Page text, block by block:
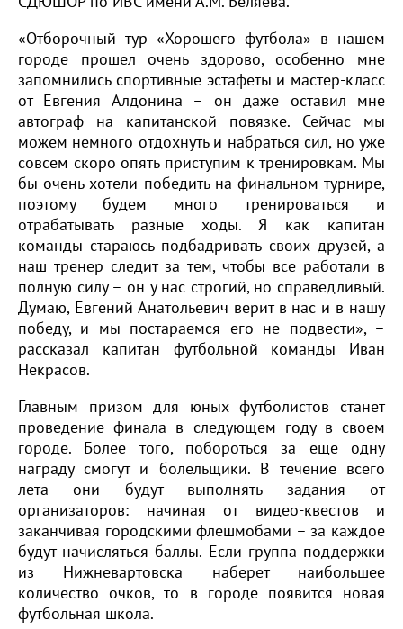
«Отборочный тур «Хорошего футбола» в нашем
городе прошел очень здорово, особенно мне
запомнились спортивные эстафеты и мастер-класс
от Евгения Алдонина – он даже оставил мне
автограф на капитанской повязке. Сейчас мы
можем немного отдохнуть и набраться сил, но уже
совсем скоро опять приступим к тренировкам. Мы
бы очень хотели победить на финальном турнире,
поэтому будем много тренироваться и
отрабатывать разные ходы. Я как капитан
команды стараюсь подбадривать своих друзей, а
наш тренер следит за тем, чтобы все работали в
полную силу – он у нас строгий, но справедливый.
Думаю, Евгений Анатольевич верит в нас и в нашу
победу, и мы постараемся его не подвести», –
рассказал капитан футбольной команды Иван
Некрасов.
Главным призом для юных футболистов станет
проведение финала в следующем году в своем
городе. Более того, побороться за еще одну
награду смогут и болельщики. В течение всего
лета они будут выполнять задания от
организаторов: начиная от видео-квестов и
заканчивая городскими флешмобами – за каждое
будут начисляться баллы. Если группа поддержки
из Нижневартовска наберет наибольшее
количество очков, то в городе появится новая
футбольная школа.